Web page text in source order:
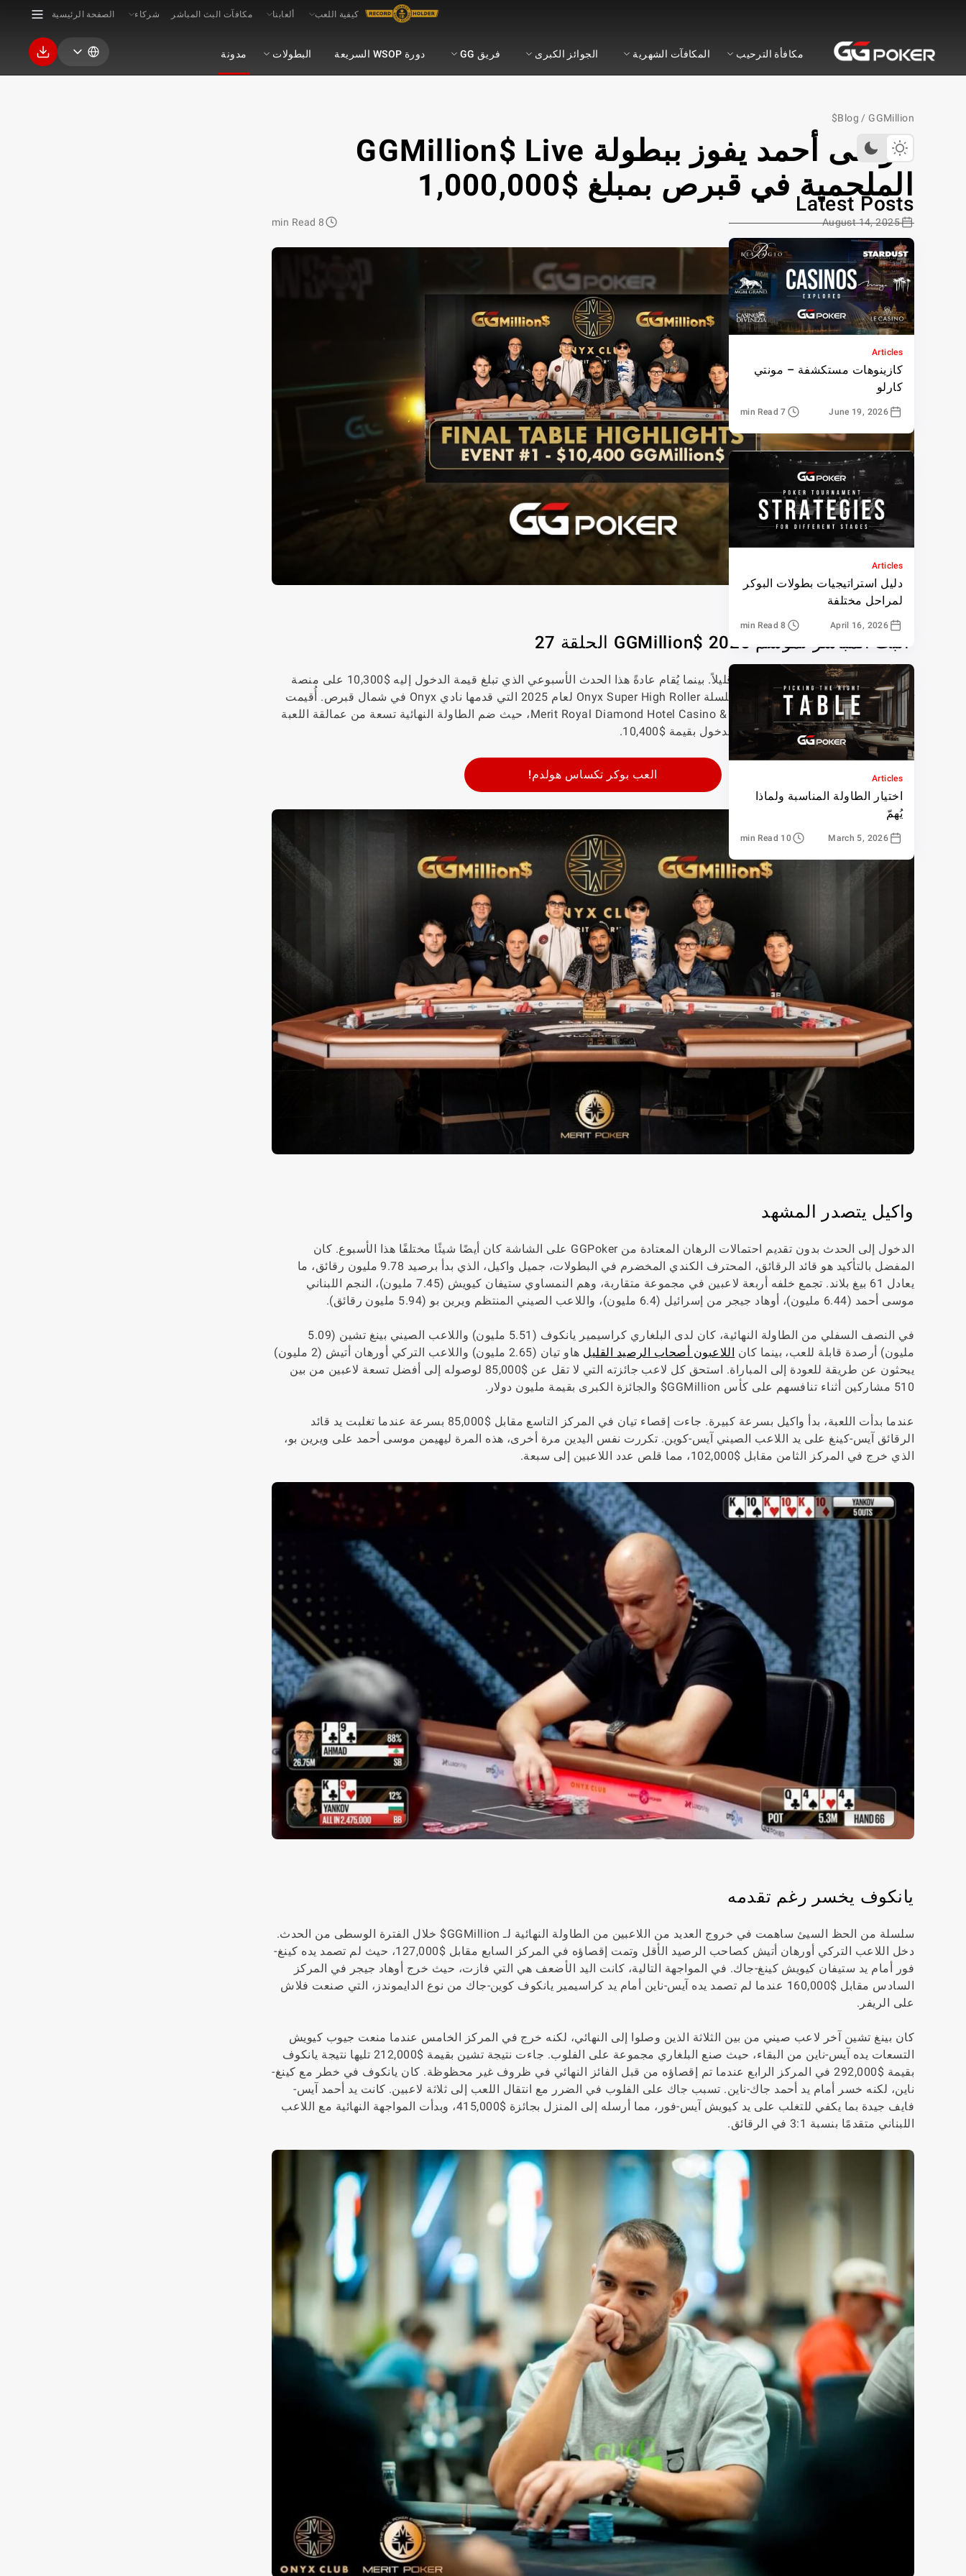
كيفية اللعب ألعابنا مكافآت البث المباشر شركاء الصفحة الرئيسية
مكافأة الترحيب المكافآت الشهرية الجوائز الكبرى فريق GG دورة WSOP السريعة البطولات مدونة
Blog / GGMillion$
موسى أحمد يفوز ببطولة GGMillion$ Live
الملحمية في قبرص بمبلغ $1,000,000
August 14, 2025
8 min Read
البث المباشر لموسم GGMillion$ 2025 الحلقة 27
كان GGMillion$
هذا الأسبوع مختلفًا قليلاً. بينما يُقام عادةً هذا الحدث الأسبوعي الذي تبلغ قيمة الدخول إليه $10,300 على منصة
GGPoker، كان هذا الحدث جزءًا من سلسلة Onyx Super High Roller لعام 2025 التي قدمها نادي Onyx في شمال قبرص. أُقيمت
المنافسة داخل المكان الرائع في Merit Royal Diamond Hotel Casino & Spa، حيث ضم الطاولة النهائية تسعة من عمالقة اللعبة
وانتهت بفائز بمليون دولار في بطولة الدخول بقيمة $10,400.
العب بوكر تكساس هولدم!
واكيل يتصدر المشهد
الدخول إلى الحدث بدون تقديم احتمالات الرهان المعتادة من GGPoker على الشاشة كان أيضًا شيئًا مختلفًا هذا الأسبوع. كان
المفضل بالتأكيد هو قائد الرقائق، المحترف الكندي المخضرم في البطولات، جميل واكيل، الذي بدأ برصيد 9.78 مليون رقائق، ما
يعادل 61 بيغ بلاند. تجمع خلفه أربعة لاعبين في مجموعة متقاربة، وهم النمساوي ستيفان كيويش (7.45 مليون)، النجم اللبناني
موسى أحمد (6.44 مليون)، أوهاد جيجر من إسرائيل (6.4 مليون)، واللاعب الصيني المنتظم ويرين بو (5.94 مليون رقائق).
في النصف السفلي من الطاولة النهائية، كان لدى البلغاري كراسيمير يانكوف (5.51 مليون) واللاعب الصيني بينغ تشين (5.09
مليون) أرصدة قابلة للعب، بينما كان اللاعبون أصحاب الرصيد القليل
هاو تيان (2.65 مليون) واللاعب التركي أورهان أتيش (2 مليون)
يبحثون عن طريقة للعودة إلى المباراة. استحق كل لاعب جائزته التي لا تقل عن $85,000 لوصوله إلى أفضل تسعة لاعبين من بين
510 مشاركين أثناء تنافسهم على كأس GGMillion$ والجائزة الكبرى بقيمة مليون دولار.
عندما بدأت اللعبة، بدأ واكيل بسرعة كبيرة. جاءت إقصاء تيان في المركز التاسع مقابل $85,000 بسرعة عندما تغلبت يد قائد
الرقائق آيس-كينغ على يد اللاعب الصيني آيس-كوين. تكررت نفس اليدين مرة أخرى، هذه المرة ليهيمن موسى أحمد على ويرين بو،
الذي خرج في المركز الثامن مقابل $102,000، مما قلص عدد اللاعبين إلى سبعة.
يانكوف يخسر رغم تقدمه
سلسلة من الحظ السيئ ساهمت في خروج العديد من اللاعبين من الطاولة النهائية لـ GGMillion$ خلال الفترة الوسطى من الحدث.
دخل اللاعب التركي أورهان أتيش كصاحب الرصيد الأقل وتمت إقصاؤه في المركز السابع مقابل $127,000، حيث لم تصمد يده كينغ-
فور أمام يد ستيفان كيويش كينغ-جاك. في المواجهة التالية، كانت اليد الأضعف هي التي فازت، حيث خرج أوهاد جيجر في المركز
السادس مقابل $160,000 عندما لم تصمد يده آيس-ناين أمام يد كراسيمير يانكوف كوين-جاك من نوع الدايموندز، التي صنعت فلاش
على الريفر.
كان بينغ تشين آخر لاعب صيني من بين الثلاثة الذين وصلوا إلى النهائي، لكنه خرج في المركز الخامس عندما منعت جيوب كيويش
التسعات يده آيس-ناين من البقاء، حيث صنع البلغاري مجموعة على الفلوب. جاءت نتيجة تشين بقيمة $212,000 تليها نتيجة يانكوف
بقيمة $292,000 في المركز الرابع عندما تم إقصاؤه من قبل الفائز النهائي في ظروف غير محظوظة. كان يانكوف في خطر مع كينغ-
ناين، لكنه خسر أمام يد أحمد جاك-ناين. تسبب جاك على الفلوب في الضرر مع انتقال اللعب إلى ثلاثة لاعبين. كانت يد أحمد آيس-
فايف جيدة بما يكفي للتغلب على يد كيويش آيس-فور، مما أرسله إلى المنزل بجائزة $415,000، وبدأت المواجهة النهائية مع اللاعب
اللبناني متقدمًا بنسبة 3:1 في الرقائق.
Latest Posts
Articles
كازينوهات مستكشفة – مونتي
كارلو
June 19, 2026
7 min Read
Articles
دليل استراتيجيات بطولات البوكر
لمراحل مختلفة
April 16, 2026
8 min Read
Articles
اختيار الطاولة المناسبة ولماذا
يُهمّ
March 5, 2026
10 min Read